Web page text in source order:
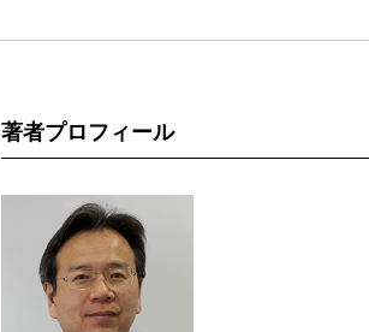
著者プロフィール